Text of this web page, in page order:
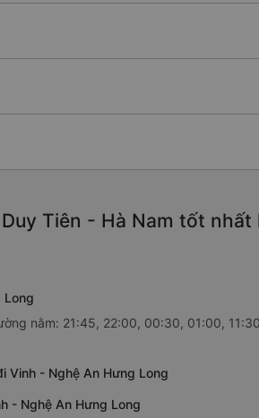
Tiên - Hà Nam tốt
Long
nằm: 21:45, 22:00, 00:30, 01:00,
Vinh - Nghệ An Hưng Long
- Nghệ An Hưng Long